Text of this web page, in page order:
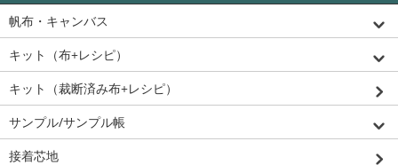
帆布・キャンバス
キット（布+レシピ）
キット（裁断済み布+レシピ）
サンプル/サンプル帳
接着芯地